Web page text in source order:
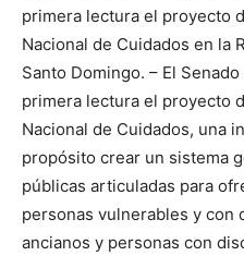
primera lectura el proyecto
Nacional de Cuidados en la
Santo Domingo. – El
primera lectura el proyecto
Nacional de Cuidados, una
propósito crear un sistema
públicas articuladas para
personas vulnerables y con
ancianos y personas con